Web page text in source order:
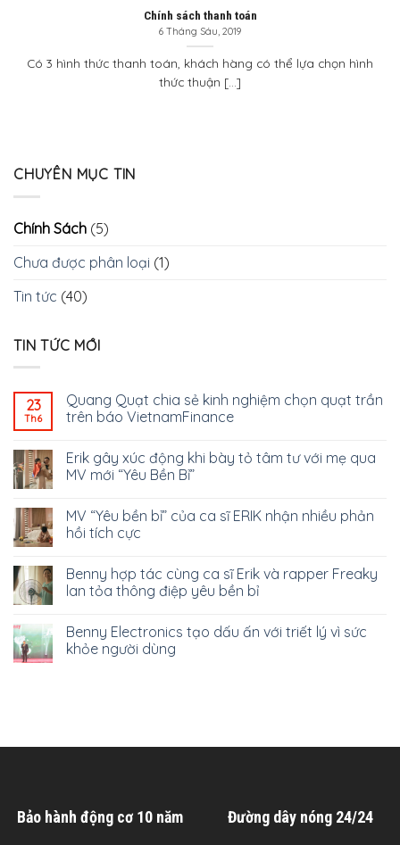
Chính sách thanh toán
6 Tháng Sáu, 2019
Có 3 hình thức thanh toán, khách hàng có thể lựa chọn hình
thức thuận [...]
CHUYÊN MỤC TIN
Chính Sách (5)
Chưa được phân loại (1)
Tin tức (40)
TIN TỨC MỚI
23
Th6
Quang Quạt chia sẻ kinh nghiệm chọn quạt trần
trên báo VietnamFinance
Erik gây xúc động khi bày tỏ tâm tư với mẹ qua
MV mới “Yêu Bền Bỉ”
MV “Yêu bền bỉ” của ca sĩ ERIK nhận nhiều phản
hồi tích cực
Benny hợp tác cùng ca sĩ Erik và rapper Freaky
lan tỏa thông điệp yêu bền bỉ
Benny Electronics tạo dấu ấn với triết lý vì sức
khỏe người dùng
Bảo hành động cơ 10 năm Đường dây nóng 24/24